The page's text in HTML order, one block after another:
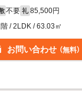
不要 礼 85,500円
/ 2LDK / 63.03㎡
お問い合わせ （無料）